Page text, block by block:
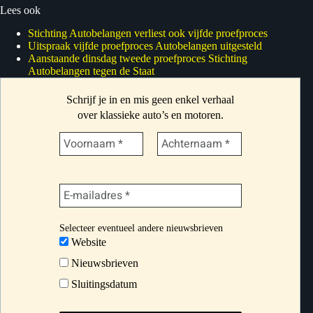
Lees ook
Stichting Autobelangen verliest ook vijfde proefproces
Uitspraak vijfde proefproces Autobelangen uitgesteld
Aanstaande dinsdag tweede proefproces Stichting
Autobelangen tegen de Staat
Schrijf je in en mis geen enkel verhaal
over klassieke auto’s en motoren.
Selecteer eventueel andere nieuwsbrieven
Website
Nieuwsbrieven
Sluitingsdatum